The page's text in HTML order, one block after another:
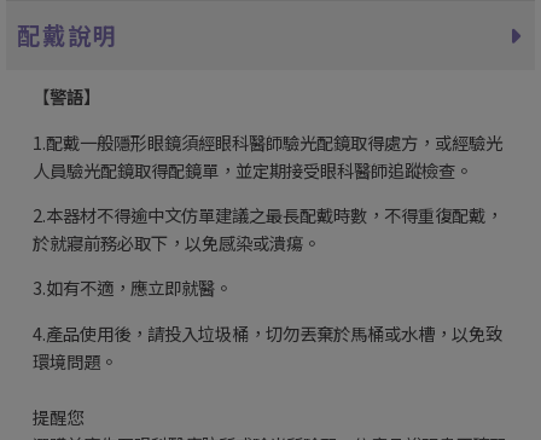
配戴說明
【警語】
1.配戴一般隱形眼鏡須經眼科醫師驗光配鏡取得處方，或經驗光
人員驗光配鏡取得配鏡單，並定期接受眼科醫師追蹤檢查。
2.本器材不得逾中文仿單建議之最長配戴時數，不得重復配戴，
於就寢前務必取下，以免感染或潰瘍。
3.如有不適，應立即就醫。
4.產品使用後，請投入垃圾桶，切勿丟棄於馬桶或水槽，以免致
環境問題。
提醒您